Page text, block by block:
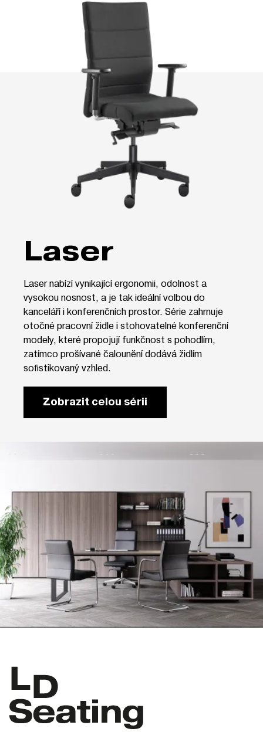
Laser
Laser nabízí vynikající ergonomii, odolnost a
vysokou nosnost, a je tak ideální volbou do
kanceláří i konferenčních prostor. Série zahrnuje
otočné pracovní židle i stohovatelné konferenční
modely, které propojují funkčnost s pohodlím,
zatímco prošívané čalounění dodává židlím
sofistikovaný vzhled.
Zobrazit celou sérii